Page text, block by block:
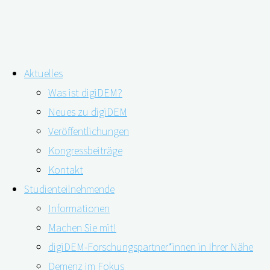
Inhalt
springen
Aktuelles
Was ist digiDEM?
Neues zu digiDEM
Veröffentlichungen
Kongressbeiträge
Kontakt
Studienteilnehmende
Informationen
Machen Sie mit!
digiDEM-Forschungspartner*innen in Ihrer Nähe
Demenz im Fokus
Digitales Angebot: digiDEM Dialog